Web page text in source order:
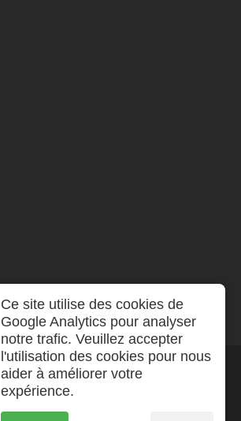
Ce site utilise des cookies de
Google Analytics pour analyser
notre trafic. Veuillez accepter
l'utilisation des cookies pour nous
aider à améliorer votre
expérience.